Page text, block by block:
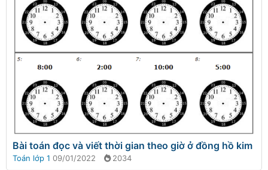
Bài toán đọc và viết thời gian theo giờ ở đồng hồ kim
Toán lớp 1 09/01/2022 2034